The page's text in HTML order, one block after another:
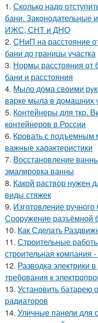
1. Сколько надо
бани. Законодательные
ИЖС, СНТ и ДНО
2. СНиП на расстояние
бани до границы участка
3. Нормы расстояния от
бани и расстояния
4. Мыло дома своими
варке мыла в домашних
5. Контейнеры для тко.
контейнеров в России
6. Кровать с подъемным
важные характеристики
7. Восстановление
эмалировка ванны
8. Какой раствор нужен
виды стяжек
9. Изготовление
Сооружение разъёмной
10. Как Сделать
11. Строительные
строительная компания
12. Разводка электрики
требования к
13. Установить батарею
радиаторов
14. Уличные панели для